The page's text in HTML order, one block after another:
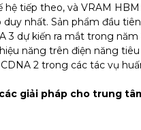
hệ tiếp theo, và VRAM
duy nhất. Sản phẩm đầu
3 dự kiến ra mắt trong năm
năng trên điện năng
2 trong các tác vụ
giải pháp cho trung